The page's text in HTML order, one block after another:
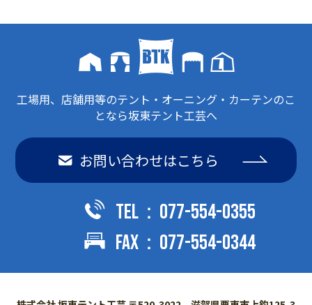
工場用、店舗用等のテント・オーニング・カーテンのこ
となら坂東テント工芸へ
お問い合わせはこちら
TEL：077-554-0355
FAX：077-554-0344